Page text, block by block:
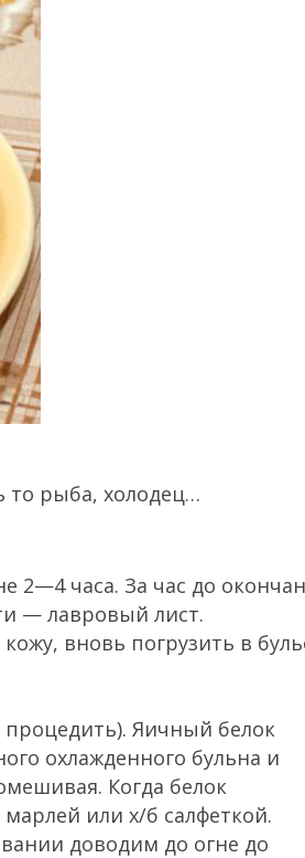
то рыба, холодец…
2—4 часа. За час до
— лавровый лист.
вновь погрузить в
Яичный белок
охлажденного бульна и
Когда белок
или х/б салфеткой.
доводим до огне до